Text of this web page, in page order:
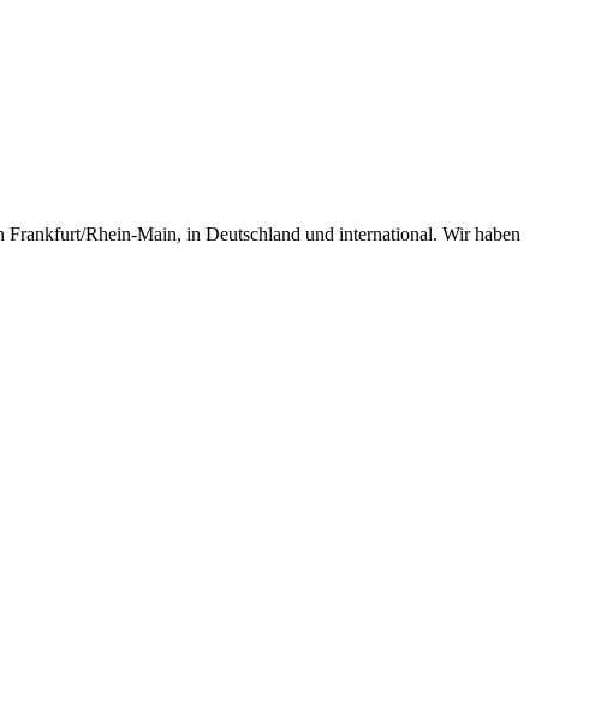
Rhein-Main, in Deutschland und international. Wir haben